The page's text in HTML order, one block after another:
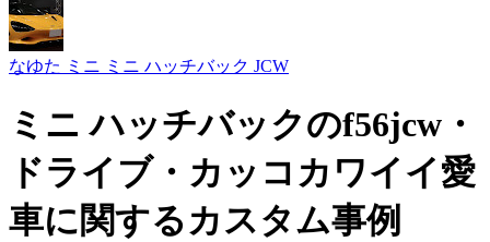
なゆた ミニ ミニ ハッチバック JCW
ミニ ハッチバックのf56jcw・
ドライブ・カッコカワイイ愛
車に関するカスタム事例